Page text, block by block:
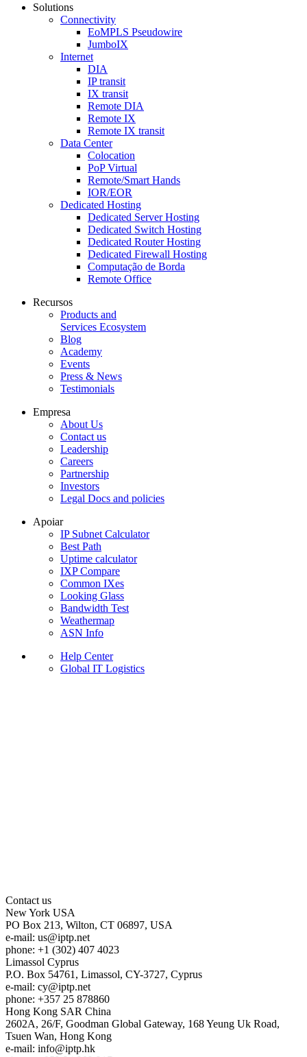
Solutions
Connectivity
EoMPLS Pseudowire
JumboIX
Internet
DIA
IP transit
IX transit
Remote DIA
Remote IX
Remote IX transit
Data Center
Colocation
PoP Virtual
Remote/Smart Hands
IOR/EOR
Dedicated Hosting
Dedicated Server Hosting
Dedicated Switch Hosting
Dedicated Router Hosting
Dedicated Firewall Hosting
Computação de Borda
Remote Office
Recursos
Products and
Services Ecosystem
Blog
Academy
Events
Press & News
Testimonials
Empresa
About Us
Contact us
Leadership
Careers
Partnership
Investors
Legal Docs and policies
Apoiar
IP Subnet Calculator
Best Path
Uptime calculator
IXP Compare
Common IXes
Looking Glass
Bandwidth Test
Weathermap
ASN Info
Help Center
Global IT Logistics
Contact us
New York USA
PO Box 213, Wilton, CT 06897, USA
e-mail: us
iptp.net
phone: +1 (302) 407 4023
Limassol Cyprus
P.O. Box 54761, Limassol, CY-3727, Cyprus
e-mail: cy
iptp.net
phone: +357 25 878860
Hong Kong SAR China
2602A, 26/F, Goodman Global Gateway, 168 Yeung Uk Road,
Tsuen Wan, Hong Kong
e-mail: info
iptp.hk